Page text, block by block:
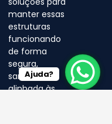
manter essas
estruturas
funcionando
de forma
segura,
sanitária e
alinhada às
Ajuda?